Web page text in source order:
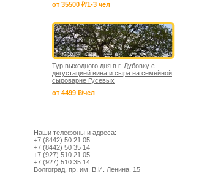
от 35500 ₽/1-3 чел
Тур выходного дня в г. Дубовку с
дегустацией вина и сыра на семейной
сыроварне Гусевых
от 4499 ₽/чел
Наши телефоны и адреса:
+7 (8442) 50 21 05
+7 (8442) 50 35 14
+7 (927) 510 21 05
+7 (927) 510 35 14
Волгоград, пр. им. В.И. Ленина, 15